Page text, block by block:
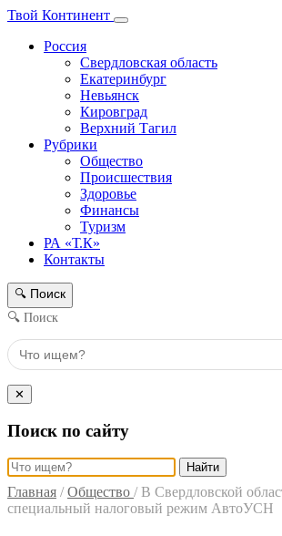
Твой Континент
Россия
Свердловская область
Екатеринбург
Невьянск
Кировград
Верхний Тагил
Рубрики
Общество
Происшествия
Здоровье
Финансы
Туризм
РА «Т.К»
Контакты
🔍 Поиск
🔍 Поиск
✕
Поиск по сайту
Найти
Главная / Общество / В Свердловской
специальный налоговый режим АвтоУСН